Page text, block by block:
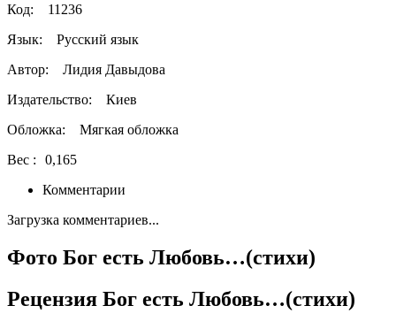
Код: 11236
Язык: Русский язык
Автор:
Лидия Давыдова
Издательство:
Киев
Обложка: Мягкая обложка
Вес :
0,165
Комментарии
Загрузка комментариев...
Фото Бог есть Любовь…(стихи)
Рецензия Бог есть Любовь…(стихи)